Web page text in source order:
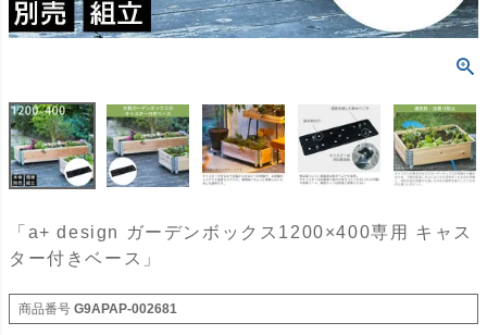
「a+ design ガーデンボックス1200×400専用 キャス
ター付きベース」
商品番号 G9APAP-002681